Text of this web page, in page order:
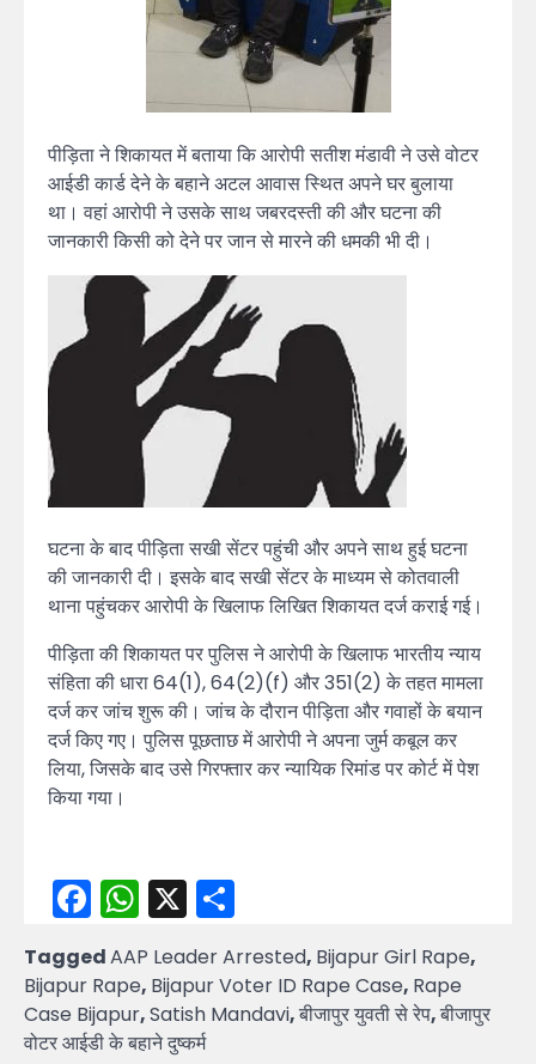
पीड़िता ने शिकायत में बताया कि आरोपी सतीश मंडावी ने उसे वोटर
आईडी कार्ड देने के बहाने अटल आवास स्थित अपने घर बुलाया
था। वहां आरोपी ने उसके साथ जबरदस्ती की और घटना की
जानकारी किसी को देने पर जान से मारने की धमकी भी दी।
घटना के बाद पीड़िता सखी सेंटर पहुंची और अपने साथ हुई घटना
की जानकारी दी। इसके बाद सखी सेंटर के माध्यम से कोतवाली
थाना पहुंचकर आरोपी के खिलाफ लिखित शिकायत दर्ज कराई गई।
पीड़िता की शिकायत पर पुलिस ने आरोपी के खिलाफ भारतीय न्याय
संहिता की धारा 64(1), 64(2)(f) और 351(2) के तहत मामला
दर्ज कर जांच शुरू की। जांच के दौरान पीड़िता और गवाहों के बयान
दर्ज किए गए। पुलिस पूछताछ में आरोपी ने अपना जुर्म कबूल कर
लिया, जिसके बाद उसे गिरफ्तार कर न्यायिक रिमांड पर कोर्ट में पेश
किया गया।
Facebook
WhatsApp
X
TaggedAAP Leader Arrested, Bijapur Girl Rape,
Bijapur Rape, Bijapur Voter ID Rape Case, Rape
Case Bijapur,Satish Mandavi,बीजापुर युवती से रेप,बीजापुर
वोटर आईडी के बहाने दुष्कर्म